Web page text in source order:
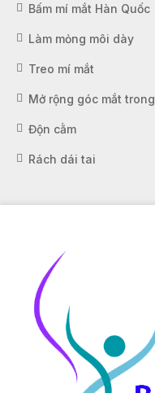
Bấm mí mắt Hàn Quốc
Làm mỏng môi dày
Treo mí mắt
Mở rộng góc mắt trong
Độn cằm
Rách dái tai